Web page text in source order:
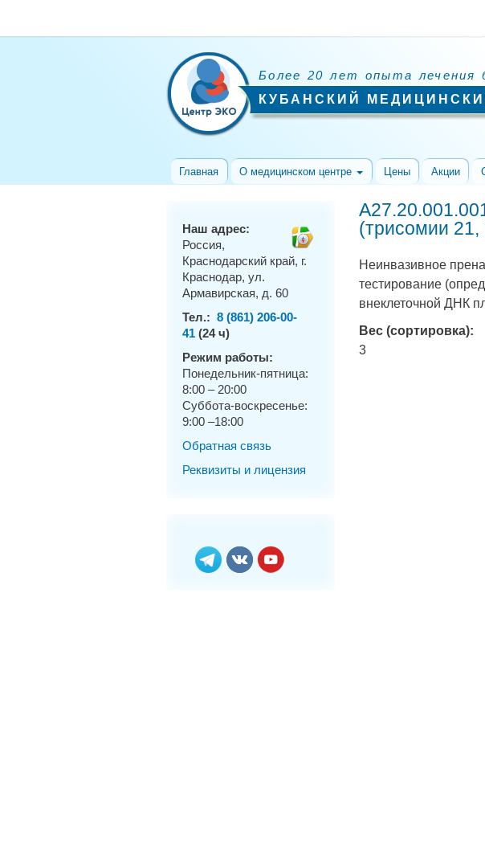
Более 20 лет опыта лечения
КУБАНСКИЙ
Главная О медицинском центре Цены Акции
Наш адрес:
Россия,
Краснодарский край, г.
Краснодар, ул.
Армавирская, д. 60
Тел.: 8 (861) 206-00-
41 (24 ч)
Режим работы:
Понедельник-пятница:
8:00 – 20:00
Суббота-воскресенье:
9:00 –18:00
Обратная связь
Реквизиты и лицензия
(трисомии
Неинвазивное
тестирование
внеклеточной ДНК
Вес (сортировка):
3